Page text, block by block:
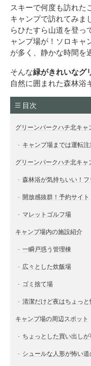
スキーで何度も訪れた
キャンプで訪れてみま
らひたすら山道を登っ
ャンプ場が！ソロキャ
が多く、静かな時間を
そんな緑がきれいなグ
自然に囲まれた森林浴
目次
グリーンパークハチ北キャ
キャンプ場までは運転注
グリーンパークハチ北キ
森林浴が気持ちいい！フ
開放感抜群！予約サイト
マレットゴルフ場
キャンプ場内の施設紹介
一瞬戸惑う管理棟
広々とした炊飯場
ゴミ捨て場
清潔だけど夜はちょっ
キャンプ場の周辺スポット
ちょっとした買い出し
シュールな人形が怖い道